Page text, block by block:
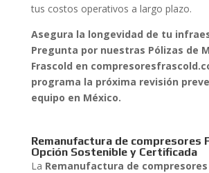
tus costos operativos a largo plazo.
Asegura la longevidad de tu
Pregunta por nuestras Pólizas de
Frascold en
programa la próxima revisión
equipo en México.
Remanufactura de compresores
Opción Sostenible y Certificada
La Remanufactura de compresores